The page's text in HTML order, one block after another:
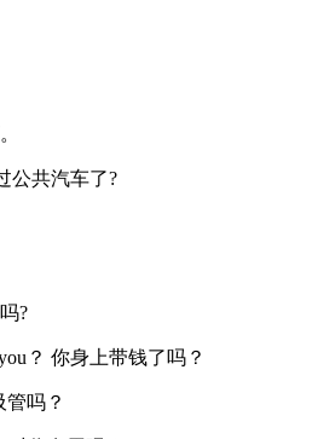
公共汽车了?
?
？ 你身上带钱了吗？
管吗？